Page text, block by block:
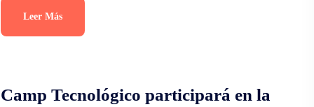
Leer Más
Camp Tecnológico participará en la